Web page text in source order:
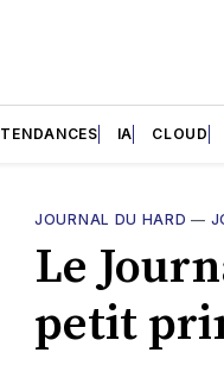
TENDANCES IA CLOUD
JOURNAL DU HARD —
Le
petit